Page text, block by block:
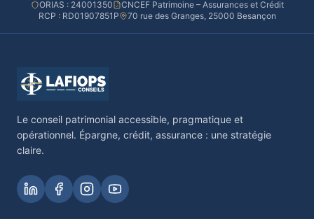
ORIAS : 24001350
CNCEF Patrimoine – Assurances et Crédit
RCP : RD01907851P
70 rue des Granges, 25000 Besançon
Le conseil patrimonial accessible, pragmatique et
opérationnel. Épargne, crédit, assurance : une stratégie
claire.